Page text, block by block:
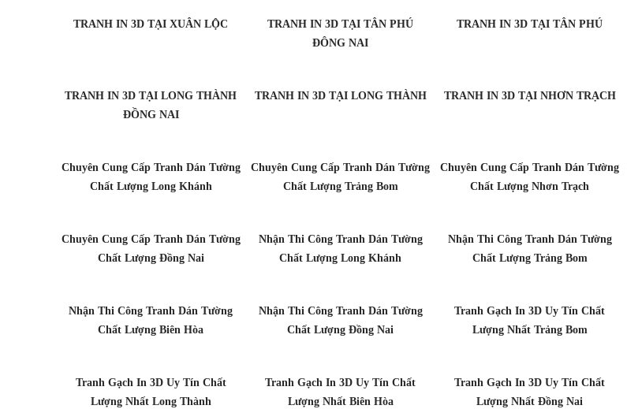
TRANH IN 3D TẠI XUÂN LỘC
TRANH IN 3D TẠI TÂN PHÚ
ĐÔNG NAI
TRANH IN 3D TẠI TÂN PHÚ
TRANH IN 3D TẠI LONG THÀNH
ĐỒNG NAI
TRANH IN 3D TẠI LONG THÀNH TRANH IN 3D TẠI NHƠN TRẠCH
Chuyên Cung Cấp Tranh Dán Tường
Chất Lượng Long Khánh
Chuyên Cung Cấp Tranh Dán Tường
Chất Lượng Trảng Bom
Chuyên Cung Cấp Tranh Dán Tường
Chất Lượng Nhơn Trạch
Chuyên Cung Cấp Tranh Dán Tường
Chất Lượng Đồng Nai
Nhận Thi Công Tranh Dán Tường
Chất Lượng Long Khánh
Nhận Thi Công Tranh Dán Tường
Chất Lượng Trảng Bom
Nhận Thi Công Tranh Dán Tường
Chất Lượng Biên Hòa
Nhận Thi Công Tranh Dán Tường
Chất Lượng Đồng Nai
Tranh Gạch In 3D Uy Tín Chất
Lượng Nhất Trảng Bom
Tranh Gạch In 3D Uy Tín Chất
Lượng Nhất Long Thành
Tranh Gạch In 3D Uy Tín Chất
Lượng Nhất Biên Hòa
Tranh Gạch In 3D Uy Tín Chất
Lượng Nhất Đồng Nai